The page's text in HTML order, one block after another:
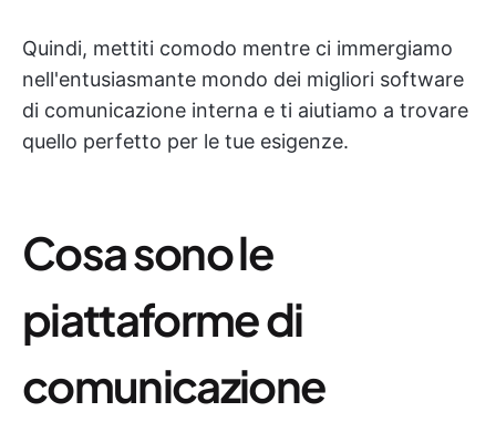
Quindi, mettiti comodo mentre ci immergiamo
nell'entusiasmante mondo dei migliori software
di comunicazione interna e ti aiutiamo a trovare
quello perfetto per le tue esigenze.
Cosa sono le
piattaforme di
comunicazione